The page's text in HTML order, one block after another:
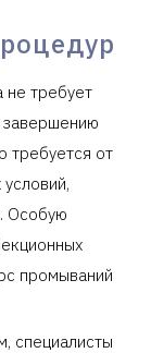
не требует
завершению
требуется от
Особую
промываний
специалисты